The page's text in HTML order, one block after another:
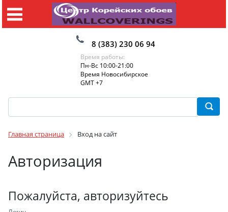
8 (383) 230 06 94
Время работы:
Пн-Вс 10:00-21:00
Время Новосибирское
GMT +7
Главная страница Вход на сайт
Авторизация
Пожалуйста, авторизуйтесь